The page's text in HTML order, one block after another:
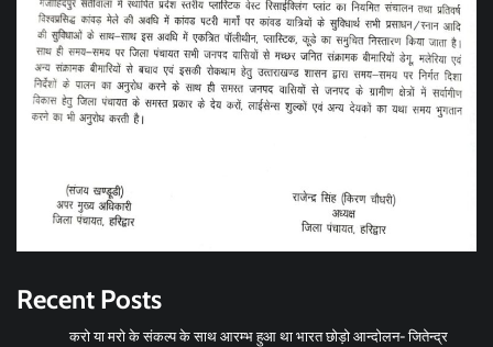
Recent Posts
करो या मरो के संकल्प के साथ आरम्भ हुआ था भारत छोड़ो आन्दोलन- जितेन्द्र